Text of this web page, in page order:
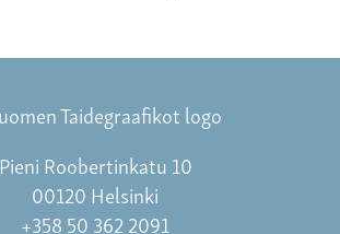
Pieni Roobertinkatu 10
00120 Helsinki
+358 50 362 2091